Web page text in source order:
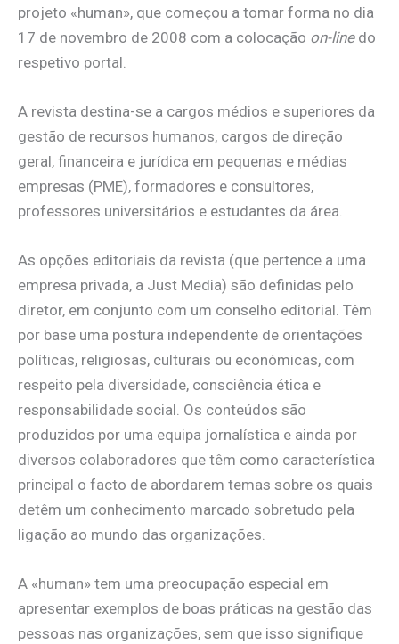
projeto «human», que começou a tomar forma no dia
17 de novembro de 2008 com a colocação on-linedo
respetivo portal.
A revista destina-se a cargos médios e superiores da
gestão de recursos humanos, cargos de direção
geral, financeira e jurídica em pequenas e médias
empresas (PME), formadores e consultores,
professores universitários e estudantes da área.
As opções editoriais da revista (que pertence a uma
empresa privada, a Just Media) são definidas pelo
diretor, em conjunto com um conselho editorial. Têm
por base uma postura independente de orientações
políticas, religiosas, culturais ou económicas, com
respeito pela diversidade, consciência ética e
responsabilidade social. Os conteúdos são
produzidos por uma equipa jornalística e ainda por
diversos colaboradores que têm como característica
principal o facto de abordarem temas sobre os quais
detêm um conhecimento marcado sobretudo pela
ligação ao mundo das organizações.
A «human» tem uma preocupação especial em
apresentar exemplos de boas práticas na gestão das
pessoas nas organizações, sem que isso signifique